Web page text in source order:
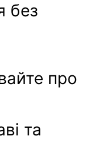
без
про
та